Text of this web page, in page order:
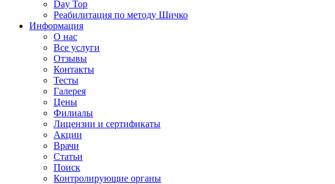
Day Top
Реабилитация по методу Шичко
Информация
О нас
Все услуги
Отзывы
Контакты
Тесты
Галерея
Цены
Филиалы
Лицензии и сертификаты
Акции
Врачи
Статьи
Поиск
Контролирующие органы